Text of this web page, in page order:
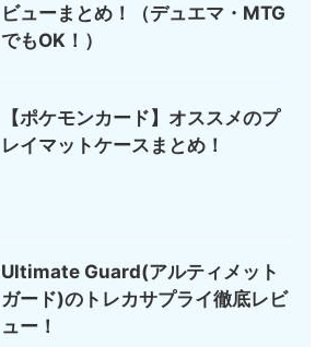
ビューまとめ！（デュエマ・MTG
でもOK！）
【ポケモンカード】オススメのプ
レイマットケースまとめ！
Ultimate Guard(アルティメット
ガード)のトレカサプライ徹底レビ
ュー！